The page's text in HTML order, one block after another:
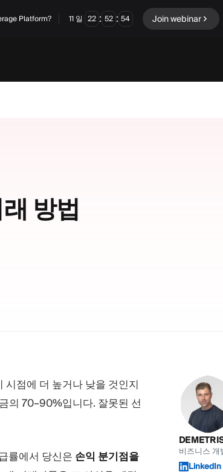
Platform? 11 일 22 : 52 : 53 Join webinar
방법
시점에 더 높거나 낮을 것인지
의 70–90%입니다. 잘못된 선
률에서 당신은 손익 분기점을
비즈니스 개
LinkedIn